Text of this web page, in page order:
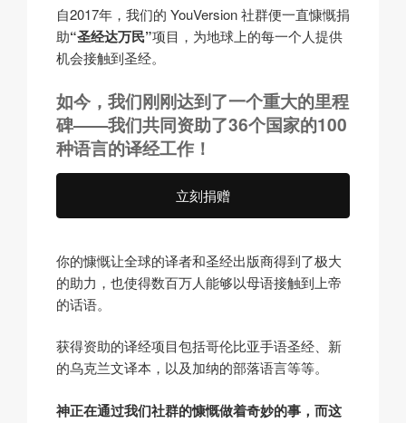
自2017年，我们的 YouVersion 社群便一直慷慨捐
助“圣经达万民”项目，为地球上的每一个人提供
机会接触到圣经。
如今，我们刚刚达到了一个重大的里程
碑——我们共同资助了36个国家的100
种语言的译经工作！
立刻捐赠
你的慷慨让全球的译者和圣经出版商得到了极大
的助力，也使得数百万人能够以母语接触到上帝
的话语。
获得资助的译经项目包括哥伦比亚手语圣经、新
的乌克兰文译本，以及加纳的部落语言等等。
神正在通过我们社群的慷慨做着奇妙的事，而这